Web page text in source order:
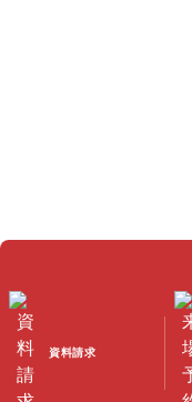
資料請求